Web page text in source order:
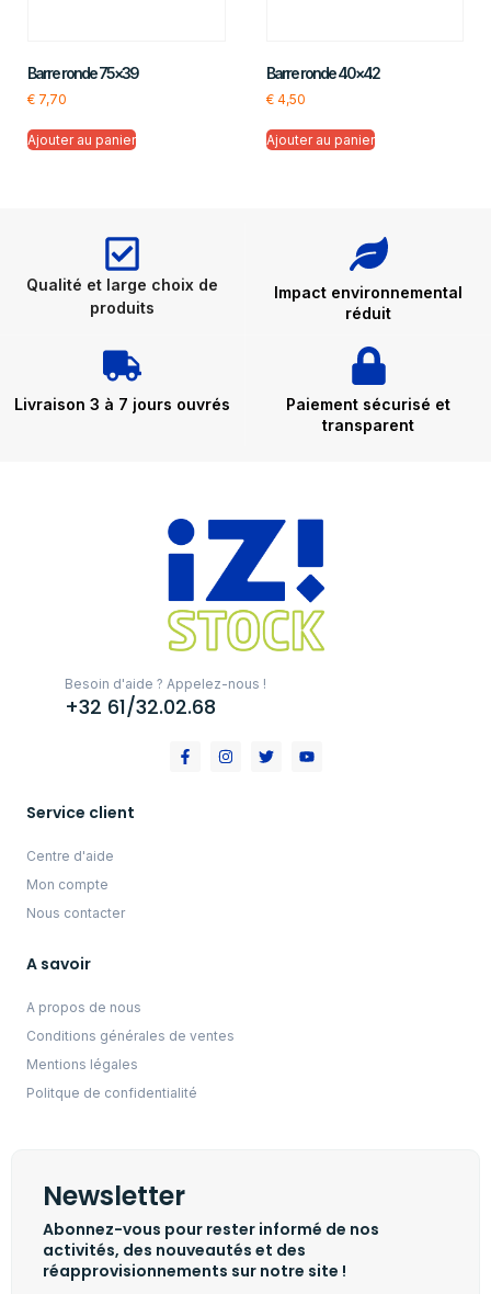
Barre ronde 75×39
€ 7,70
Ajouter au panier
Barre ronde 40×42
€4,50
Ajouter au panier
Qualité et large choix de
produits
Impact environnemental
réduit
Livraison 3 à 7 jours ouvrés
Paiement sécurisé et
transparent
Besoin d'aide ? Appelez-nous !
+32 61/32.02.68
Service client
Centre d'aide
Mon compte
Nous contacter
A savoir
A propos de nous
Conditions générales de ventes
Mentions légales
Politque de confidentialité
Newsletter
Abonnez-vous pour rester informé de nos
activités, des nouveautés et des
réapprovisionnements sur notre site !